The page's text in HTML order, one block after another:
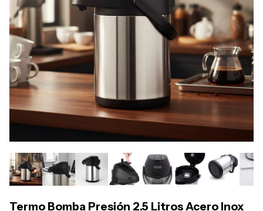
Termo Bomba Presión 2.5 Litros Acero Inox